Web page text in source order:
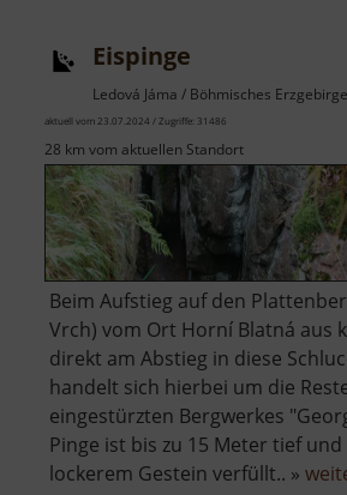
Eispinge
Ledová Jáma / Böhmisches Erzgebirge
aktuell vom 23.07.2024 / Zugriffe: 31486
28 km vom aktuellen Standort
Beim Aufstieg auf den
Vrch) vom Ort Horní Blatná aus
direkt am Abstieg in diese
handelt sich hierbei um die
eingestürzten Bergwerkes
Pinge ist bis zu 15 Meter tief
lockerem Gestein verfüllt.. »